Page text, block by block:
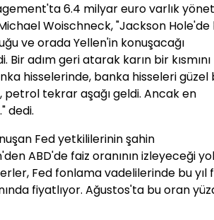
6.4 milyar euro varlık
Woischneck, "Jackson Hole'de
ve orada Yellen'in konuşacağı
Bir adım geri atarak karın bir kısmını
hisselerinde, banka hisseleri güzel
petrol tekrar aşağı geldi. Ancak en
dedi.
Fed yetkililerinin şahin
ABD'de faiz oranının izleyeceği yol
Fed fonlama vadelilerinde bu yıl
fiyatlıyor. Ağustos'ta bu oran